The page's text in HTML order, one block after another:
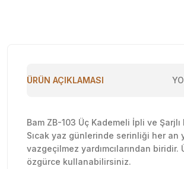
ÜRÜN AÇIKLAMASI
Bam ZB-103 Üç Kademeli İpli ve Şarjlı
Sıcak yaz günlerinde serinliği her an
vazgeçilmez yardımcılarından
özgürce kullanabilirsiniz.